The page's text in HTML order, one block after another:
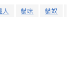
人 貓咪 貓奴